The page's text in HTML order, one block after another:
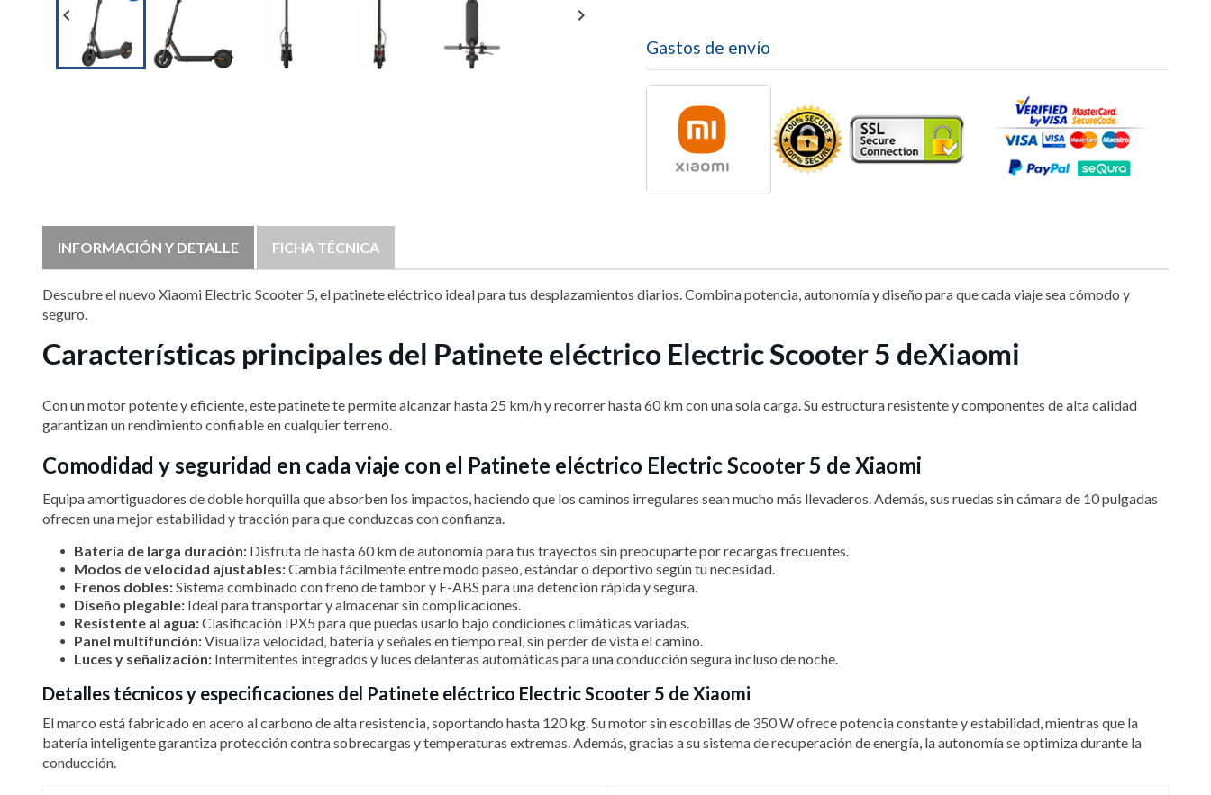
 
Gastos de envío
INFORMACIÓN Y DETALLE FICHA TÉCNICA
Descubre el nuevo Xiaomi Electric Scooter 5, el patinete eléctrico ideal para tus desplazamientos diarios. Combina potencia, autonomía y diseño para que cada viaje sea cómodo y
seguro.
Características principales del Patinete eléctrico Electric Scooter 5 de Xiaomi
Con un motor potente y eficiente, este patinete te permite alcanzar hasta 25 km/h y recorrer hasta 60 km con una sola carga. Su estructura resistente y componentes de alta calidad
garantizan un rendimiento confiable en cualquier terreno.
Comodidad y seguridad en cada viaje con el Patinete eléctrico Electric Scooter 5 de Xiaomi
Equipa amortiguadores de doble horquilla que absorben los impactos, haciendo que los caminos irregulares sean mucho más llevaderos. Además, sus ruedas sin cámara de 10 pulgadas
ofrecen una mejor estabilidad y tracción para que conduzcas con confianza.
Batería de larga duración: Disfruta de hasta 60 km de autonomía para tus trayectos sin preocuparte por recargas frecuentes.
Modos de velocidad ajustables:Cambia fácilmente entre modo paseo, estándar o deportivo según tu necesidad.
Frenos dobles:Sistema combinado con freno de tambor y E-ABS para una detención rápida y segura.
Diseño plegable: Ideal para transportar y almacenar sin complicaciones.
Resistente al agua:Clasificación IPX5 para que puedas usarlo bajo condiciones climáticas variadas.
Panel multifunción:Visualiza velocidad, batería y señales en tiempo real, sin perder de vista el camino.
Luces y señalización: Intermitentes integrados y luces delanteras automáticas para una conducción segura incluso de noche.
Detalles técnicos y especificaciones del Patinete eléctrico Electric Scooter 5 de Xiaomi
El marco está fabricado en acero al carbono de alta resistencia, soportando hasta 120 kg. Su motor sin escobillas de 350 W ofrece potencia constante y estabilidad, mientras que la
batería inteligente garantiza protección contra sobrecargas y temperaturas extremas. Además, gracias a su sistema de recuperación de energía, la autonomía se optimiza durante la
conducción.